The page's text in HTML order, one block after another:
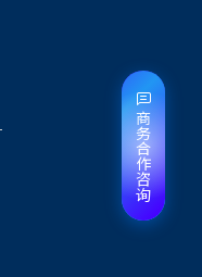
商务合作咨询